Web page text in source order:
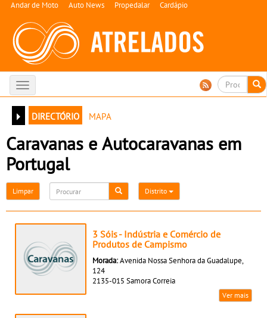
Andar de Moto Auto News Propedalar Cardápio
Toggle
navigation
directório mapa
Caravanas e Autocaravanas em
Portugal
Limpar Distrito
3 Sóis - Indústria e Comércio de
Produtos de Campismo
Morada:Avenida Nossa Senhora da Guadalupe,
124
2135-015 Samora Correia
Ver mais